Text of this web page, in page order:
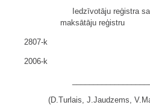
Iedzīvotāju reģistra
maksātāju reģistru
2807-k
2006-k
(D.Turlais, J.Jaudzems,